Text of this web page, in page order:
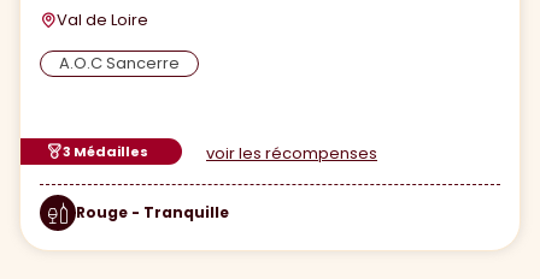
Val de Loire
A.O.C Sancerre
3 Médailles voir les récompenses
Rouge - Tranquille